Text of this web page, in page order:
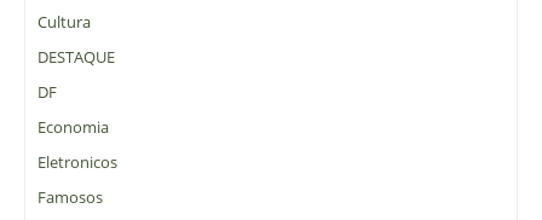
Cultura
DESTAQUE
DF
Economia
Eletronicos
Famosos